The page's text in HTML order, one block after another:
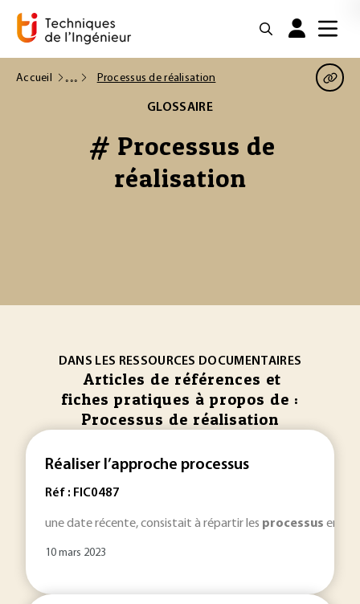
Accueil Processus de réalisation
GLOSSAIRE
# Processus de
réalisation
DANS LES RESSOURCES DOCUMENTAIRES
Articles de références et
fiches pratiques à propos de :
Processus de réalisation
Réaliser l’approche processus
Réf : FIC0487
une date récente, consistait à répartir les processus en
10 mars 2023